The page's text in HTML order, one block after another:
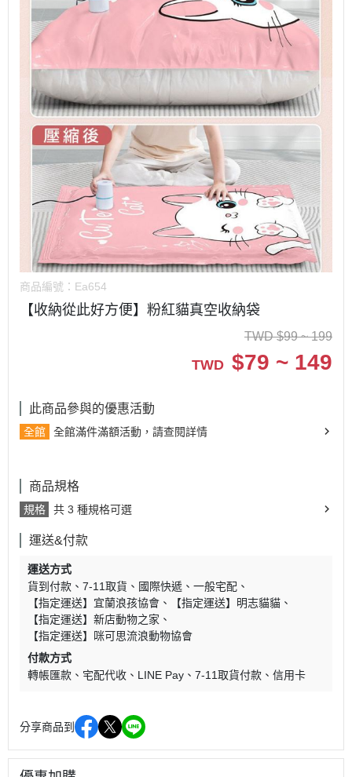
商品編號： Ea654
【收納從此好方便】粉紅貓真空收納袋
TWD $99 ~ 199
TWD $79 ~ 149
此商品參與的優惠活動
全館 全館滿件滿額活動，請查閱詳情
商品規格
規格 共 3 種規格可選
運送&付款
運送方式
貨到付款
7-11取貨 國際快遞
一般宅配
【指定運送】宜蘭浪孩協會
【指定運送】明志貓貓
【指定運送】新店動物之家
【指定運送】咪可思流浪動物協會
付款方式
轉帳匯款
宅配代收 LINE Pay 7-11取貨付款 信用卡
分享商品到